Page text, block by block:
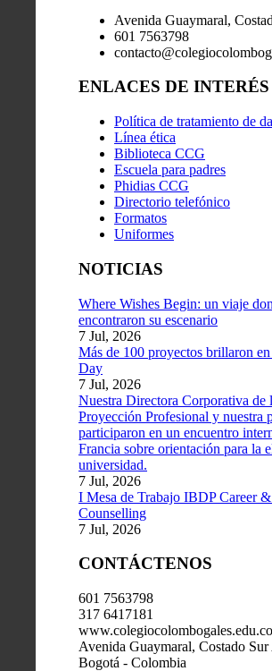
Avenida Guaymaral,
601 7563798
ENLACES DE INTERÉS
Política de tratamiento de
Línea ética
Biblioteca CCG
Escuela para padres
Phidias CCG
Directorio telefónico
Formatos
Uniformes
NOTICIAS
Where Wishes Begin: un viaje
encontraron su escenario
7 Jul, 2026
Más de 100 proyectos brillaron
Day
7 Jul, 2026
Nuestra Directora Corporativa de
Proyección Profesional y nuestra
participaron en un encuentro
Francia sobre orientación para la
universidad.
7 Jul, 2026
I Mesa de Trabajo IBDP Career
Counselling
7 Jul, 2026
CONTÁCTENOS
601 7563798
317 6417181
www.colegiocolombogales.edu.co
Avenida Guaymaral, Costado
Bogotá - Colombia